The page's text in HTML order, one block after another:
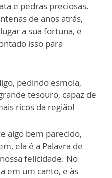
e pedras preciosas.
de anos atrás,
a sua fortuna, e
isso para
pedindo esmola,
tesouro, capaz de
ricos da região!
algo bem parecido,
ela é a Palavra de
felicidade. No
em um canto, e às